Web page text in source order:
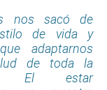
nos sacó de
de vida y
adaptarnos
de toda la
El estar